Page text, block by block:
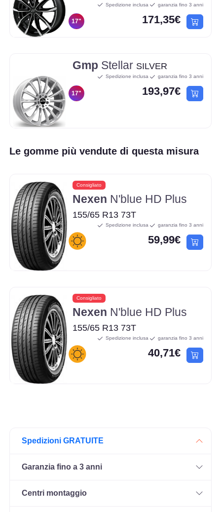
17"
Spedizione inclusa garanzia fino 3 anni
171,35€
Gmp Stellar SILVER
17"
Spedizione inclusa garanzia fino 3 anni
193,97€
Le gomme più vendute di questa misura
Consigliato
Nexen N'blue HD Plus
155/65 R13 73T
Spedizione inclusa garanzia fino 3 anni
59,99€
Consigliato
Nexen N'blue HD Plus
155/65 R13 73T
Spedizione inclusa garanzia fino 3 anni
40,71€
Spedizioni GRATUITE
Garanzia fino a 3 anni
Centri montaggio